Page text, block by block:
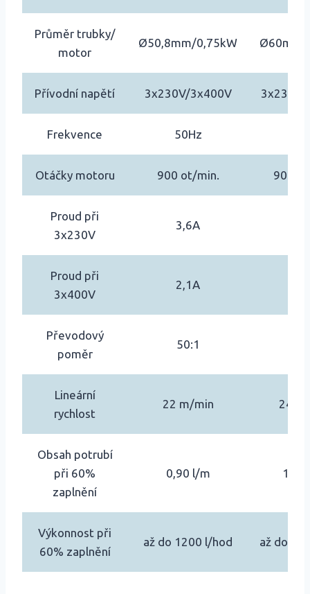
Průměr trubky/
motor
Ø50,8mm/0,75kW Ø60mm/
Přívodní napětí 3x230V/3x400V 3x230V/
Frekvence 50Hz
Otáčky motoru 900 ot/min. 900
Proud při
3x230V
3,6A
Proud při
3x400V
2,1A
Převodový
poměr
50:1
Lineární
rychlost
22 m/min 24
Obsah potrubí
při 60%
zaplnění
0,90 l/m 1,45
Výkonnost při
60% zaplnění
až do 1200 l/hod až do